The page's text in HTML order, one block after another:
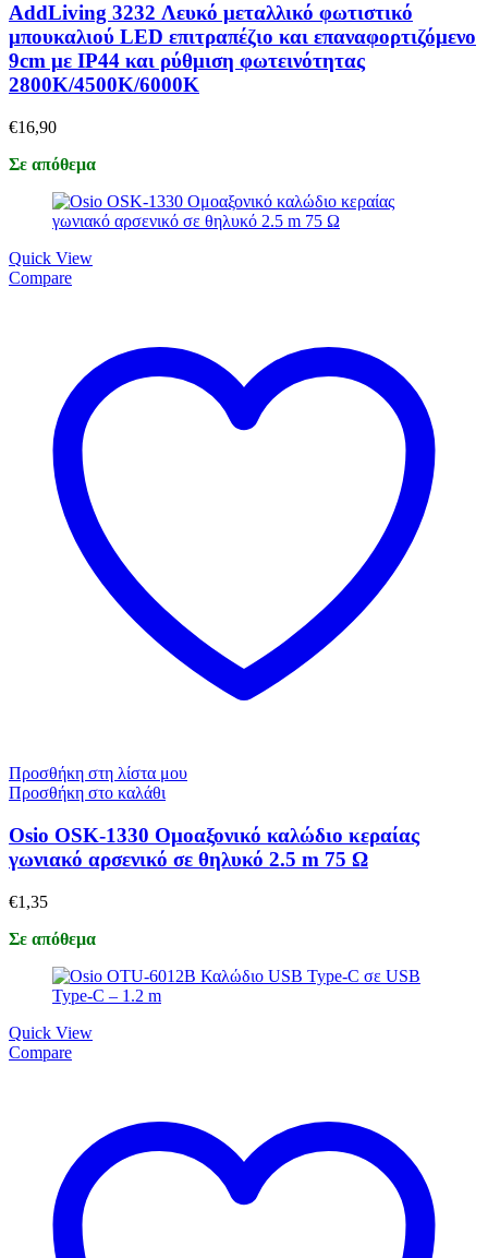
AddLiving 3232 Λευκό μεταλλικό φωτιστικό
μπουκαλιού LED επιτραπέζιο και επαναφορτιζόμενο
9cm με IP44 και ρύθμιση φωτεινότητας
2800Κ/4500Κ/6000Κ
€16,90
Σε απόθεμα
Quick View
Compare
Προσθήκη στη λίστα μου
Προσθήκη στο καλάθι
Osio OSK-1330 Ομοαξονικό καλώδιο κεραίας
γωνιακό αρσενικό σε θηλυκό 2.5 m 75 Ω
€1,35
Σε απόθεμα
Quick View
Compare